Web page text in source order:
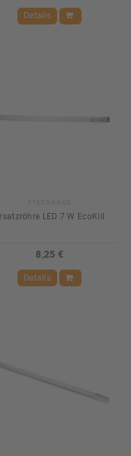
Details
LED 7 W EcoKill
8,25 €
Details